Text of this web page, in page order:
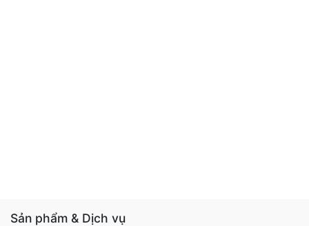
Sản phẩm & Dịch vụ